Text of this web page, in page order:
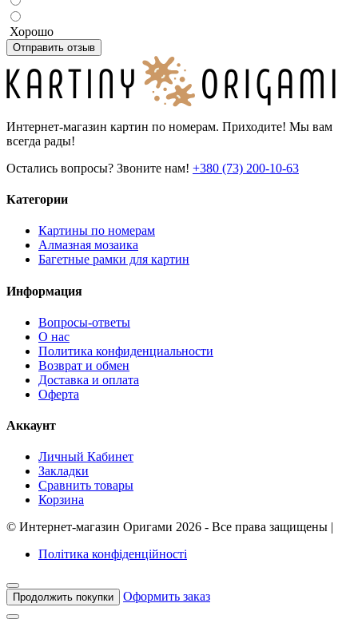
Хорошо
Отправить отзыв
Интернет-магазин картин по номерам. Приходите! Мы вам
всегда рады!
Остались вопросы? Звоните нам! +380 (73) 200-10-63
Категории
Картины по номерам
Алмазная мозаика
Багетные рамки для картин
Информация
Вопросы-ответы
О нас
Политика конфиденциальности
Возврат и обмен
Доставка и оплата
Оферта
Аккаунт
Личный Кабинет
Закладки
Сравнить товары
Корзина
© Интернет-магазин Оригами 2026 - Все права защищены
Політика конфіденційності
Продолжить покупки Оформить заказ